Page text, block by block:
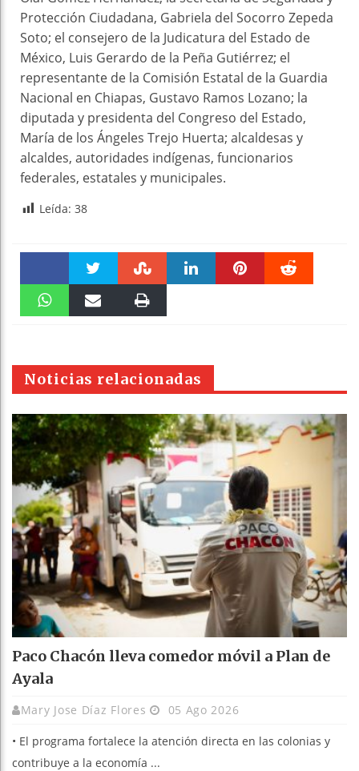
Protección Ciudadana, Gabriela del Socorro Zepeda
Soto; el consejero de la Judicatura del Estado de
México, Luis Gerardo de la Peña Gutiérrez; el
representante de la Comisión Estatal de la Guardia
Nacional en Chiapas, Gustavo Ramos Lozano; la
diputada y presidenta del Congreso del Estado,
María de los Ángeles Trejo Huerta; alcaldesas y
alcaldes, autoridades indígenas, funcionarios
federales, estatales y municipales.
Leída: 38
Faceboo Twitter Stumble
pt
Noticias relacionadas
Paco Chacón lleva comedor móvil a Plan de
Ayala
Mary Jose Díaz Flores 05 Ago 2026
• El programa fortalece la atención directa en las colonias y
contribuye a la economía ...